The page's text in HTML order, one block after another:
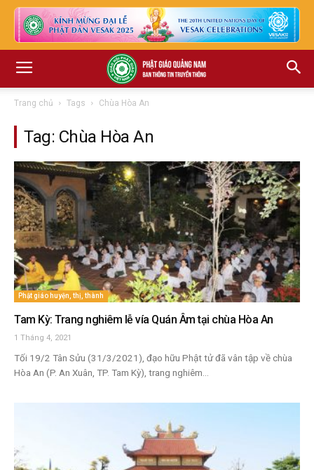
Trang chủ Tags Chùa Hòa An
Tag: Chùa Hòa An
Phật giáo huyện, thị, thành
Tam Kỳ: Trang nghiêm lễ vía Quán Âm tại chùa Hòa An
1 Tháng 4, 2021
Tối 19/2 Tân Sửu (31/3/2021), đạo hữu Phật tử đã vân tập về chùa
Hòa An (P. An Xuân, TP. Tam Kỳ), trang nghiêm...